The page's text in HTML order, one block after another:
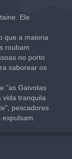
Ele
que a maioria
roubam
no porto
saborear os
"as Gaivotas
vida tranquila
pescadores